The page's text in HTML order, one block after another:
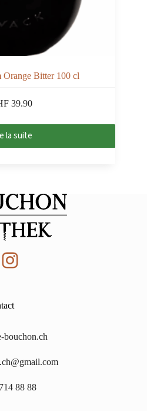
Bitter 100 cl
39.90
la suite
Instagram
bouchon.ch
88 88